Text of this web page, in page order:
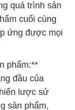
quá trình sản
cuối cùng
ứng được mọi
phẩm:**
đầu của
lược sử
sản phẩm,